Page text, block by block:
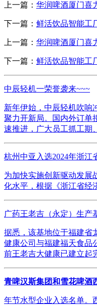
上一篇： 华润啤酒厦门喜
下一篇： 鲜活饮品智能工
上一篇： 华润啤酒厦门喜
下一篇： 鲜活饮品智能工
中辰轻机一荣誉袭来~~~
新年伊始，中辰轻机吹响
聚力开新局。国内外订单
速推进，广大员工抓工期
杭州中亚入选2024年浙江
为加快实施创新驱动发展
化水平，根据《浙江省经
广药王老吉（永定）生产
据悉，该基地位于福建省
健康公司与福建福天食品
前王老吉大健康已建立起
青啤汉斯集团和雪花啤酒
年节水型企业入选名单。